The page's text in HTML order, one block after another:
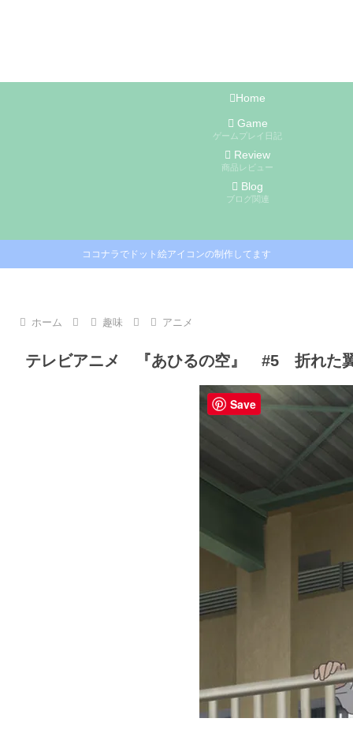
Home
Game
ゲームプレイ日記
Review
商品レビュー
Blog
ブログ関連
ココナラでドット絵アイコンの制作してます
ホーム 趣味 アニメ
テレビアニメ 『あひるの空』 #5 折れた
Save